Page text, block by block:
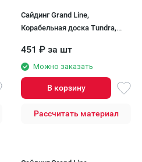
Сайдинг Grand Line,
Корабельная доска Tundra,
451 ₽ за шт
Можно заказать
В корзину
Рассчитать материал